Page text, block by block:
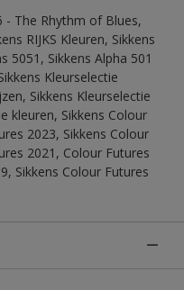
- The Rhythm of Blues,
RIJKS Kleuren, Sikkens
5051, Sikkens Alpha 501
Kleurselectie
Sikkens Kleurselectie
kleuren, Sikkens Colour
2023, Sikkens Colour
2021, Colour Futures
Sikkens Colour Futures